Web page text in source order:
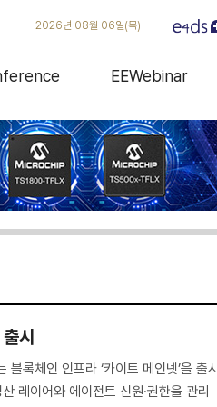
2026년 08월 06일(목)
EEWebinar
시
록체인 인프라 ‘카이트 메인넷’을 출시
레이어와 에이전트 신원·권한을 관리